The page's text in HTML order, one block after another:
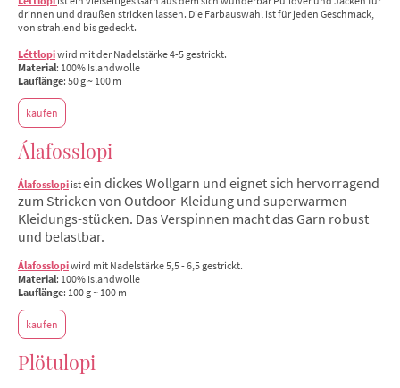
drinnen und draußen stricken lassen. Die Farbauswahl ist für jeden Geschmack,
von strahlend bis gedeckt.
Léttlopiwird mit der Nadelstärke 4-5 gestrickt.
Material: 100% Islandwolle
Lauflänge: 50 g ~ 100 m
kaufen
Álafosslopi
Álafosslopi istein dickes Wollgarn und eignet sich hervorragend
zum Stricken von Outdoor-Kleidung und superwarmen
Kleidungs-stücken. Das Verspinnen macht das Garn robust
und belastbar.
Álafosslopiwird mit Nadelstärke 5,5 - 6,5 gestrickt.
Material: 100% Islandwolle
Lauflänge: 100 g ~ 100 m
kaufen
Plötulopi